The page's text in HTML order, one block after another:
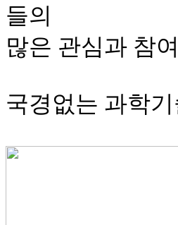
들의
많은 관심과 참
국경없는 과학